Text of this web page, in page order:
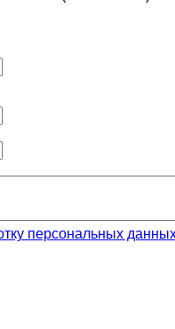
персональных